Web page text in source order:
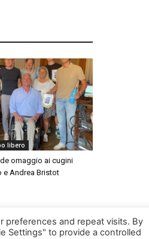
libero
omaggio ai cugini
e Andrea Bristot
preferences and repeat visits. By
Settings" to provide a controlled